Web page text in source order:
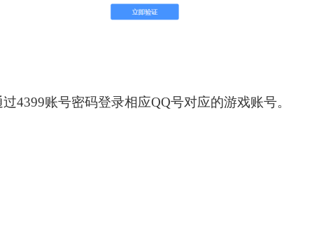
4399账号密码登录相应QQ号对应的游戏账号。